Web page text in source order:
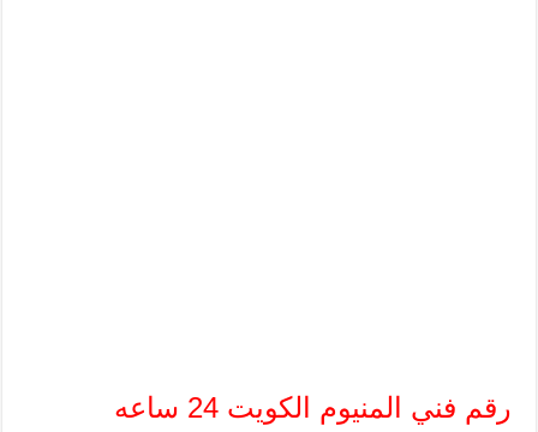
رقم فني المنيوم الكويت 24 ساعه